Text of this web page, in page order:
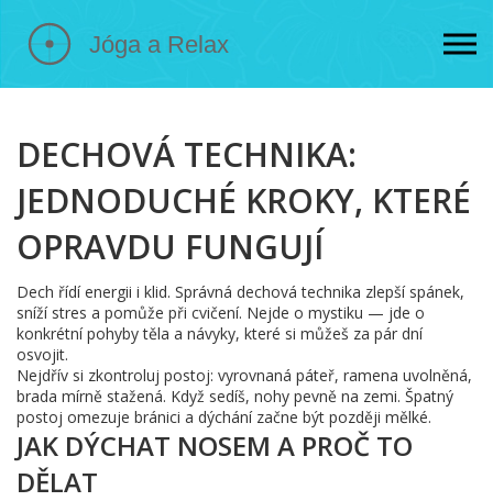
DECHOVÁ TECHNIKA:
JEDNODUCHÉ KROKY, KTERÉ
OPRAVDU FUNGUJÍ
Dech řídí energii i klid. Správná dechová technika zlepší spánek,
sníží stres a pomůže při cvičení. Nejde o mystiku — jde o
konkrétní pohyby těla a návyky, které si můžeš za pár dní
osvojit.
Nejdřív si zkontroluj postoj: vyrovnaná páteř, ramena uvolněná,
brada mírně stažená. Když sedíš, nohy pevně na zemi. Špatný
postoj omezuje bránici a dýchání začne být později mělké.
JAK DÝCHAT NOSEM A PROČ TO
DĚLAT